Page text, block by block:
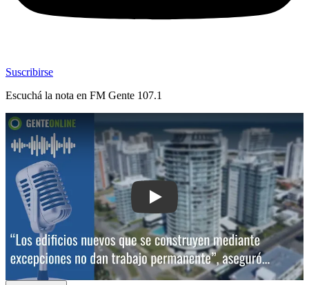
Suscribirse
Escuchá la nota en FM Gente 107.1
Play: “Los edificios nuevos que se